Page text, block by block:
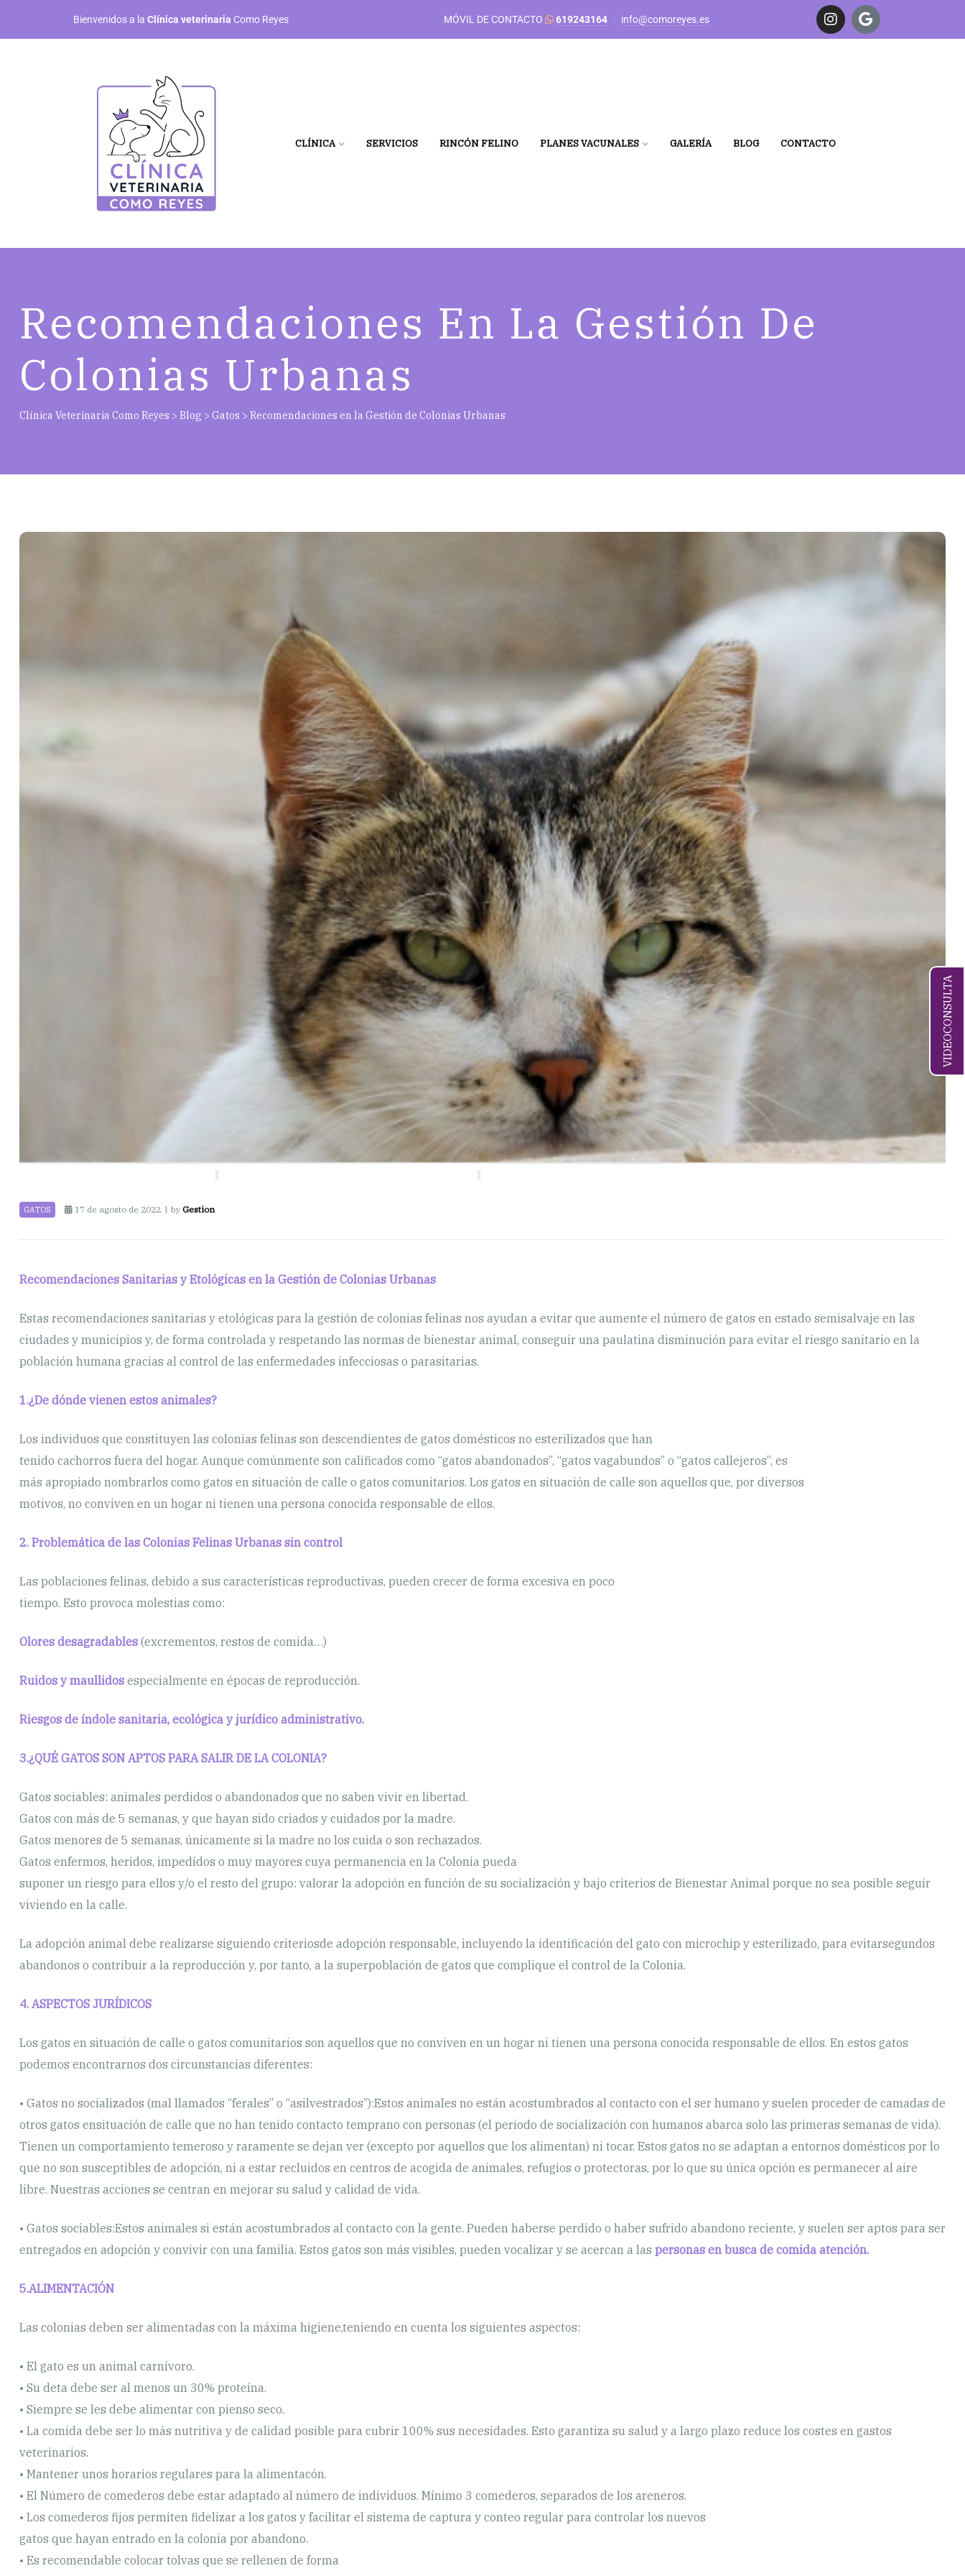
VIDEOCONSULTA
Bienvenidos a la Clínica veterinaria Como Reyes MÓVIL DE CONTACTO 619243164 info@comoreyes.es
CLÍNICA SERVICIOS RINCÓN FELINO PLANES VACUNALES GALERÍA BLOG CONTACTO
Recomendaciones En La Gestión De
Colonias Urbanas
Clínica Veterinaria Como Reyes > Blog > Gatos > Recomendaciones en la Gestión de Colonias Urbanas
GATOS 17 de agosto de 2022 by Gestion
Recomendaciones Sanitarias y Etológicas en la Gestión de Colonias Urbanas
Estas recomendaciones sanitarias y etológicas para la gestión de colonias felinas nos ayudan a evitar que aumente el número de gatos en estado semisalvaje en las
ciudades y municipios y, de forma controlada y respetando las normas de bienestar animal, conseguir una paulatina disminución para evitar el riesgo sanitario en la
población humana gracias al control de las enfermedades infecciosas o parasitarias.
1.¿De dónde vienen estos animales?
Los individuos que constituyen las colonias felinas son descendientes de gatos domésticos no esterilizados que han
tenido cachorros fuera del hogar. Aunque comúnmente son calificados como “gatos abandonados”, “gatos vagabundos” o “gatos callejeros”, es
más apropiado nombrarlos como gatos en situación de calle o gatos comunitarios. Los gatos en situación de calle son aquellos que, por diversos
motivos, no conviven en un hogar ni tienen una persona conocida responsable de ellos.
2. Problemática de las Colonias Felinas Urbanas sin control
Las poblaciones felinas, debido a sus características reproductivas, pueden crecer de forma excesiva en poco
tiempo. Esto provoca molestias como:
Olores desagradables (excrementos, restos de comida…)
Ruidos y maullidos especialmente en épocas de reproducción.
Riesgos de índole sanitaria, ecológica y jurídico administrativo.
3.¿QUÉ GATOS SON APTOS PARA SALIR DE LA COLONIA?
Gatos sociables: animales perdidos o abandonados que no saben vivir en libertad.
Gatos con más de 5 semanas, y que hayan sido criados y cuidados por la madre.
Gatos menores de 5 semanas, únicamente si la madre no los cuida o son rechazados.
Gatos enfermos, heridos, impedidos o muy mayores cuya permanencia en la Colonia pueda
suponer un riesgo para ellos y/o el resto del grupo: valorar la adopción en función de su socialización y bajo criterios de Bienestar Animal porque no sea posible seguir
viviendo en la calle.
La adopción animal debe realizarse siguiendo criteriosde adopción responsable, incluyendo la identificación del gato con microchip y esterilizado, para evitarsegundos
abandonos o contribuir a la reproducción y, por tanto, a la superpoblación de gatos que complique el control de la Colonia.
4. ASPECTOS JURÍDICOS
Los gatos en situación de calle o gatos comunitarios son aquellos que no conviven en un hogar ni tienen una persona conocida responsable de ellos. En estos gatos
podemos encontrarnos dos circunstancias diferentes:
• Gatos no socializados (mal llamados “ferales” o “asilvestrados”):Estos animales no están acostumbrados al contacto con el ser humano y suelen proceder de camadas de
otros gatos ensituación de calle que no han tenido contacto temprano con personas (el periodo de socialización con humanos abarca solo las primeras semanas de vida).
Tienen un comportamiento temeroso y raramente se dejan ver (excepto por aquellos que los alimentan) ni tocar. Estos gatos no se adaptan a entornos domésticos por lo
que no son susceptibles de adopción, ni a estar recluidos en centros de acogida de animales, refugios o protectoras, por lo que su única opción es permanecer al aire
libre. Nuestras acciones se centran en mejorar su salud y calidad de vida.
• Gatos sociables:Estos animales si están acostumbrados al contacto con la gente. Pueden haberse perdido o haber sufrido abandono reciente, y suelen ser aptos para ser
entregados en adopción y convivir con una familia. Estos gatos son más visibles, pueden vocalizar y se acercan a las personas en busca de comida atención.
5.ALIMENTACIÓN
Las colonias deben ser alimentadas con la máxima higiene,teniendo en cuenta los siguientes aspectos:
• El gato es un animal carnívoro.
• Su deta debe ser al menos un 30% proteína.
• Siempre se les debe alimentar con pienso seco.
• La comida debe ser lo más nutritiva y de calidad posible para cubrir 100% sus necesidades. Esto garantiza su salud y a largo plazo reduce los costes en gastos
veterinarios.
• Mantener unos horarios regulares para la alimentacón.
• El Número de comederos debe estar adaptado al número de individuos. Mínimo 3 comederos, separados de los areneros.
• Los comederos fijos permiten fidelizar a los gatos y facilitar el sistema de captura y conteo regular para controlar los nuevos
gatos que hayan entrado en la colonia por abandono.
• Es recomendable colocar tolvas que se rellenen de forma